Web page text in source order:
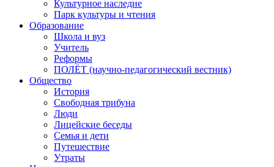
Культурное наследие
Парк культуры и чтения
Образование
Школа и вуз
Учитель
Реформы
ПОЛЁТ (научно-педагогический вестник)
Общество
История
Свободная трибуна
Люди
Лицейские беседы
Семья и дети
Путешествие
Утраты